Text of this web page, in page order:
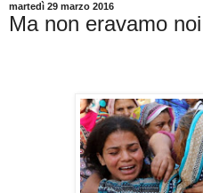
martedì 29 marzo 2016
Ma non eravamo